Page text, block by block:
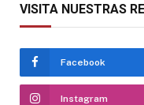
VISITA NUESTRAS
Facebook
Instagram